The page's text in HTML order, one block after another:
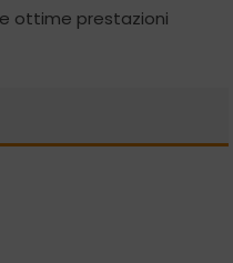
ottime prestazioni